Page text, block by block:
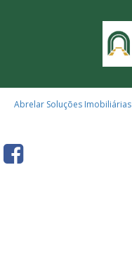
Abrelar Soluções Imobiliárias